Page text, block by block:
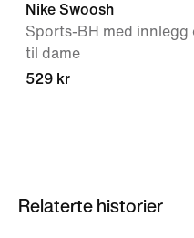
Nike Swoosh
Sports-BH med
til dame
529 kr
Relaterte historier